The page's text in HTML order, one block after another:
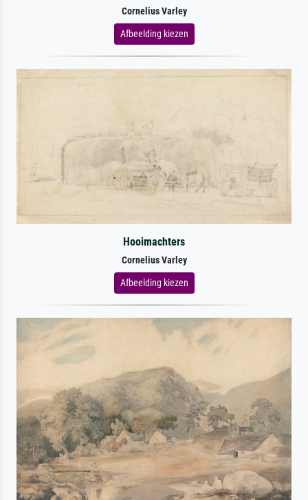
Cornelius Varley
Afbeelding kiezen
Hooimachters
Cornelius Varley
Afbeelding kiezen